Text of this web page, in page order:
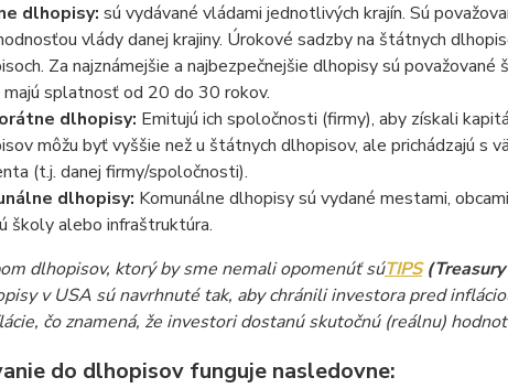
dlhopisy: sú vydávané vládami jednotlivých krajín. Sú
vlády danej krajiny. Úrokové sadzby na štátnych
Za najznámejšie a najbezpečnejšie dlhopisy sú
splatnosť od 20 do 30 rokov.
dlhopisy: Emitujú ich spoločnosti (firmy), aby získali
môžu byť vyššie než u štátnych dlhopisov, ale prichádzajú s
(t.j. danej firmy/spoločnosti).
dlhopisy: Komunálne dlhopisy sú vydané mestami,
školy alebo infraštruktúra.
dlhopisov, ktorý by sme nemali opomenúť súTIPS
v USA sú navrhnuté tak, aby chránili investora pred
čo znamená, že investori dostanú skutočnú (reálnu)
do dlhopisov funguje nasledovne: